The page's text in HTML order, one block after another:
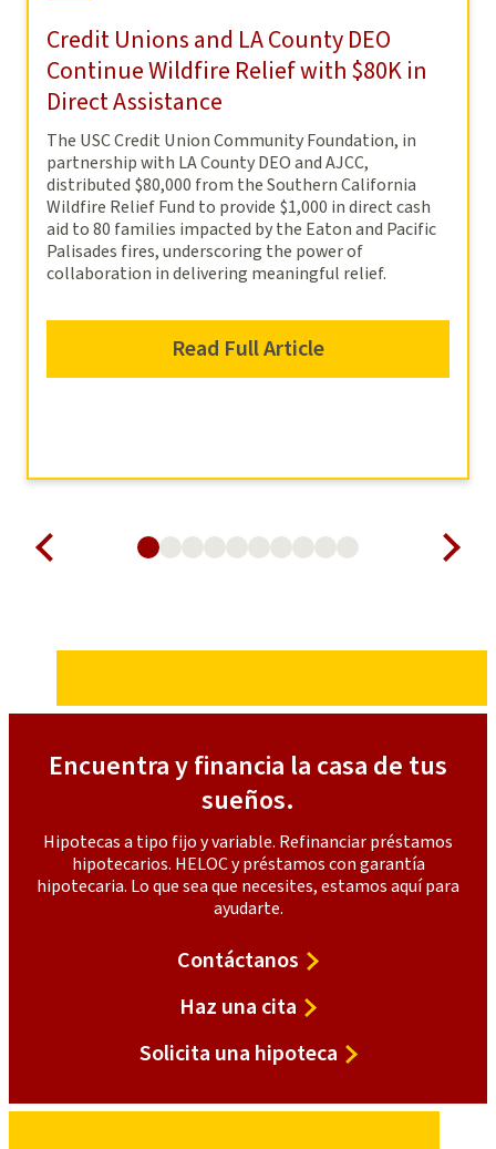
Credit Unions and LA County DEO
Continue Wildfire Relief with $80K in
Direct Assistance
The USC Credit Union Community Foundation, in
partnership with LA County DEO and AJCC,
distributed $80,000 from the Southern California
Wildfire Relief Fund to provide $1,000 in direct cash
aid to 80 families impacted by the Eaton and Pacific
Palisades fires, underscoring the power of
collaboration in delivering meaningful relief.
Read Full Article
Encuentra y financia la casa de tus
sueños.
Hipotecas a tipo fijo y variable. Refinanciar préstamos
hipotecarios. HELOC y préstamos con garantía
hipotecaria. Lo que sea que necesites, estamos aquí para
ayudarte.
Contáctanos
Haz una cita
Solicita una hipoteca